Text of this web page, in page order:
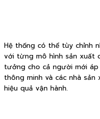
Hệ thống có thể tùy chỉnh
với từng mô hình sản xuất
tưởng cho cả người mới
thông minh và các nhà
hiệu quả vận hành.